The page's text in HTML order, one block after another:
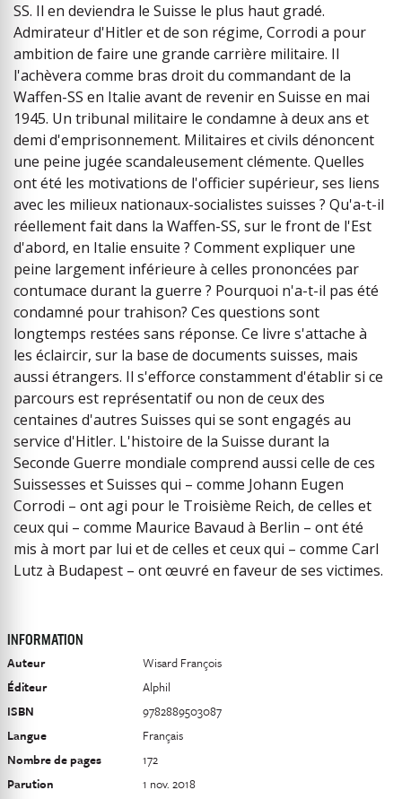
SS. Il en deviendra le Suisse le plus haut gradé.
Admirateur d'Hitler et de son régime, Corrodi a pour
ambition de faire une grande carrière militaire. Il
l'achèvera comme bras droit du commandant de la
Waffen-SS en Italie avant de revenir en Suisse en mai
1945. Un tribunal militaire le condamne à deux ans et
demi d'emprisonnement. Militaires et civils dénoncent
une peine jugée scandaleusement clémente. Quelles
ont été les motivations de l'officier supérieur, ses liens
avec les milieux nationaux-socialistes suisses ? Qu'a-t-il
réellement fait dans la Waffen-SS, sur le front de l'Est
d'abord, en Italie ensuite ? Comment expliquer une
peine largement inférieure à celles prononcées par
contumace durant la guerre ? Pourquoi n'a-t-il pas été
condamné pour trahison? Ces questions sont
longtemps restées sans réponse. Ce livre s'attache à
les éclaircir, sur la base de documents suisses, mais
aussi étrangers. Il s'efforce constamment d'établir si ce
parcours est représentatif ou non de ceux des
centaines d'autres Suisses qui se sont engagés au
service d'Hitler. L'histoire de la Suisse durant la
Seconde Guerre mondiale comprend aussi celle de ces
Suissesses et Suisses qui – comme Johann Eugen
Corrodi – ont agi pour le Troisième Reich, de celles et
ceux qui – comme Maurice Bavaud à Berlin – ont été
mis à mort par lui et de celles et ceux qui – comme Carl
Lutz à Budapest – ont œuvré en faveur de ses victimes.
INFORMATION
Auteur
Wisard François
Éditeur
Alphil
ISBN
9782889503087
Langue
Français
Nombre de pages
172
Parution
1 nov. 2018